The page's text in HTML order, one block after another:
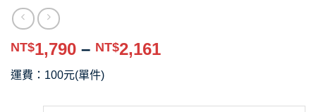
NT$1,790 – NT$2,161價
運費：100元(單件)